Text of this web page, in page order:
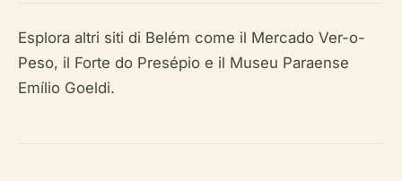
Esplora altri siti di Belém come il Mercado Ver-o-
Peso, il Forte do Presépio e il Museu Paraense
Emílio Goeldi.